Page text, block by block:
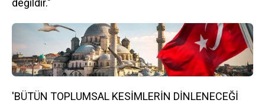
değildir."
'BÜTÜN TOPLUMSAL KESİMLERİN DİNLENECEĞİ